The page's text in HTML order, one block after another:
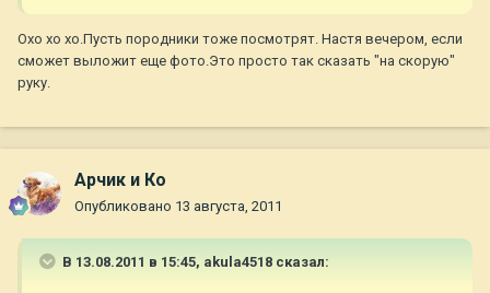
Охо хо хо.Пусть породники тоже посмотрят. Настя вечером, если
сможет выложит еще фото.Это просто так сказать "на скорую"
руку.
Арчик и Ко
Опубликовано 13 августа, 2011
В 13.08.2011 в 15:45, akula4518 сказал: